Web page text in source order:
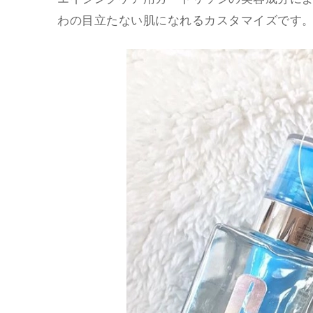
わの目立たない肌になれるカスタマイズです